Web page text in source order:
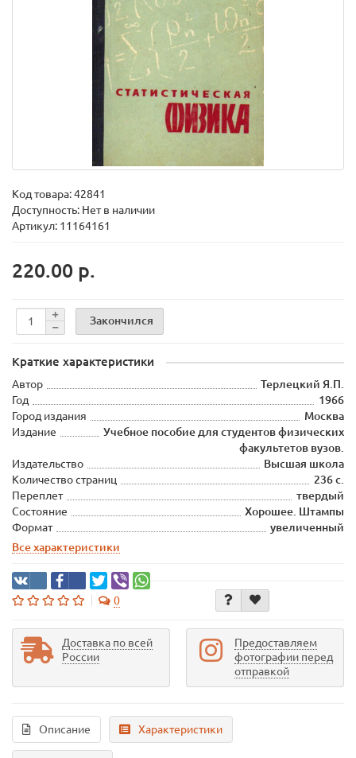
Код товара:42841
Доступность: Нет в наличии
Артикул: 11164161
220.00 р.
Закончился
Краткие характеристики
Автор
Терлецкий Я.П.
Год
1966
Город издания
Москва
Издание
Учебное пособие для студентов физических
факультетов вузов.
Издательство
Высшая школа
Количество страниц
236 с.
Переплет
твердый
Состояние
Хорошее. Штампы
Формат
увеличенный
Все характеристики
0
Доставка по всей
России
Предоставляем
фотографии перед
отправкой
Описание Характеристики